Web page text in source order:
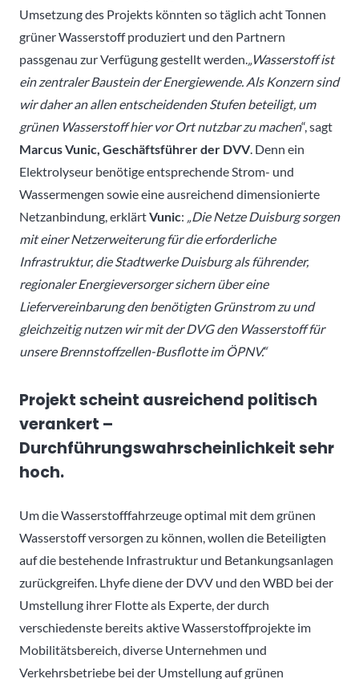
Umsetzung des Projekts könnten so täglich acht Tonnen
grüner Wasserstoff produziert und den Partnern
passgenau zur Verfügung gestellt werden.„Wasserstoff ist
ein zentraler Baustein der Energiewende. Als Konzern sind
wir daher an allen entscheidenden Stufen beteiligt, um
grünen Wasserstoff hier vor Ort nutzbar zu machen“, sagt
Marcus Vunic, Geschäftsführer der DVV. Denn ein
Elektrolyseur benötige entsprechende Strom- und
Wassermengen sowie eine ausreichend dimensionierte
Netzanbindung, erklärtVunic: „Die Netze Duisburg sorgen
mit einer Netzerweiterung für die erforderliche
Infrastruktur, die Stadtwerke Duisburg als führender,
regionaler Energieversorger sichern über eine
Liefervereinbarung den benötigten Grünstrom zu und
gleichzeitig nutzen wir mit der DVG den Wasserstoff für
unsere Brennstoffzellen-Busflotte im ÖPNV.“
Projekt scheint ausreichend politisch
verankert –
Durchführungswahrscheinlichkeit sehr
hoch.
Um die Wasserstofffahrzeuge optimal mit dem grünen
Wasserstoff versorgen zu können, wollen die Beteiligten
auf die bestehende Infrastruktur und Betankungsanlagen
zurückgreifen. Lhyfe diene der DVV und den WBD bei der
Umstellung ihrer Flotte als Experte, der durch
verschiedenste bereits aktive Wasserstoffprojekte im
Mobilitätsbereich, diverse Unternehmen und
Verkehrsbetriebe bei der Umstellung auf grünen